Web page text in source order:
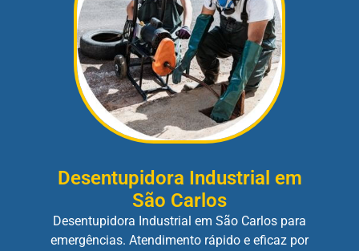
Desentupidora Industrial em
São Carlos
Desentupidora Industrial em São Carlos para
emergências. Atendimento rápido e eficaz por